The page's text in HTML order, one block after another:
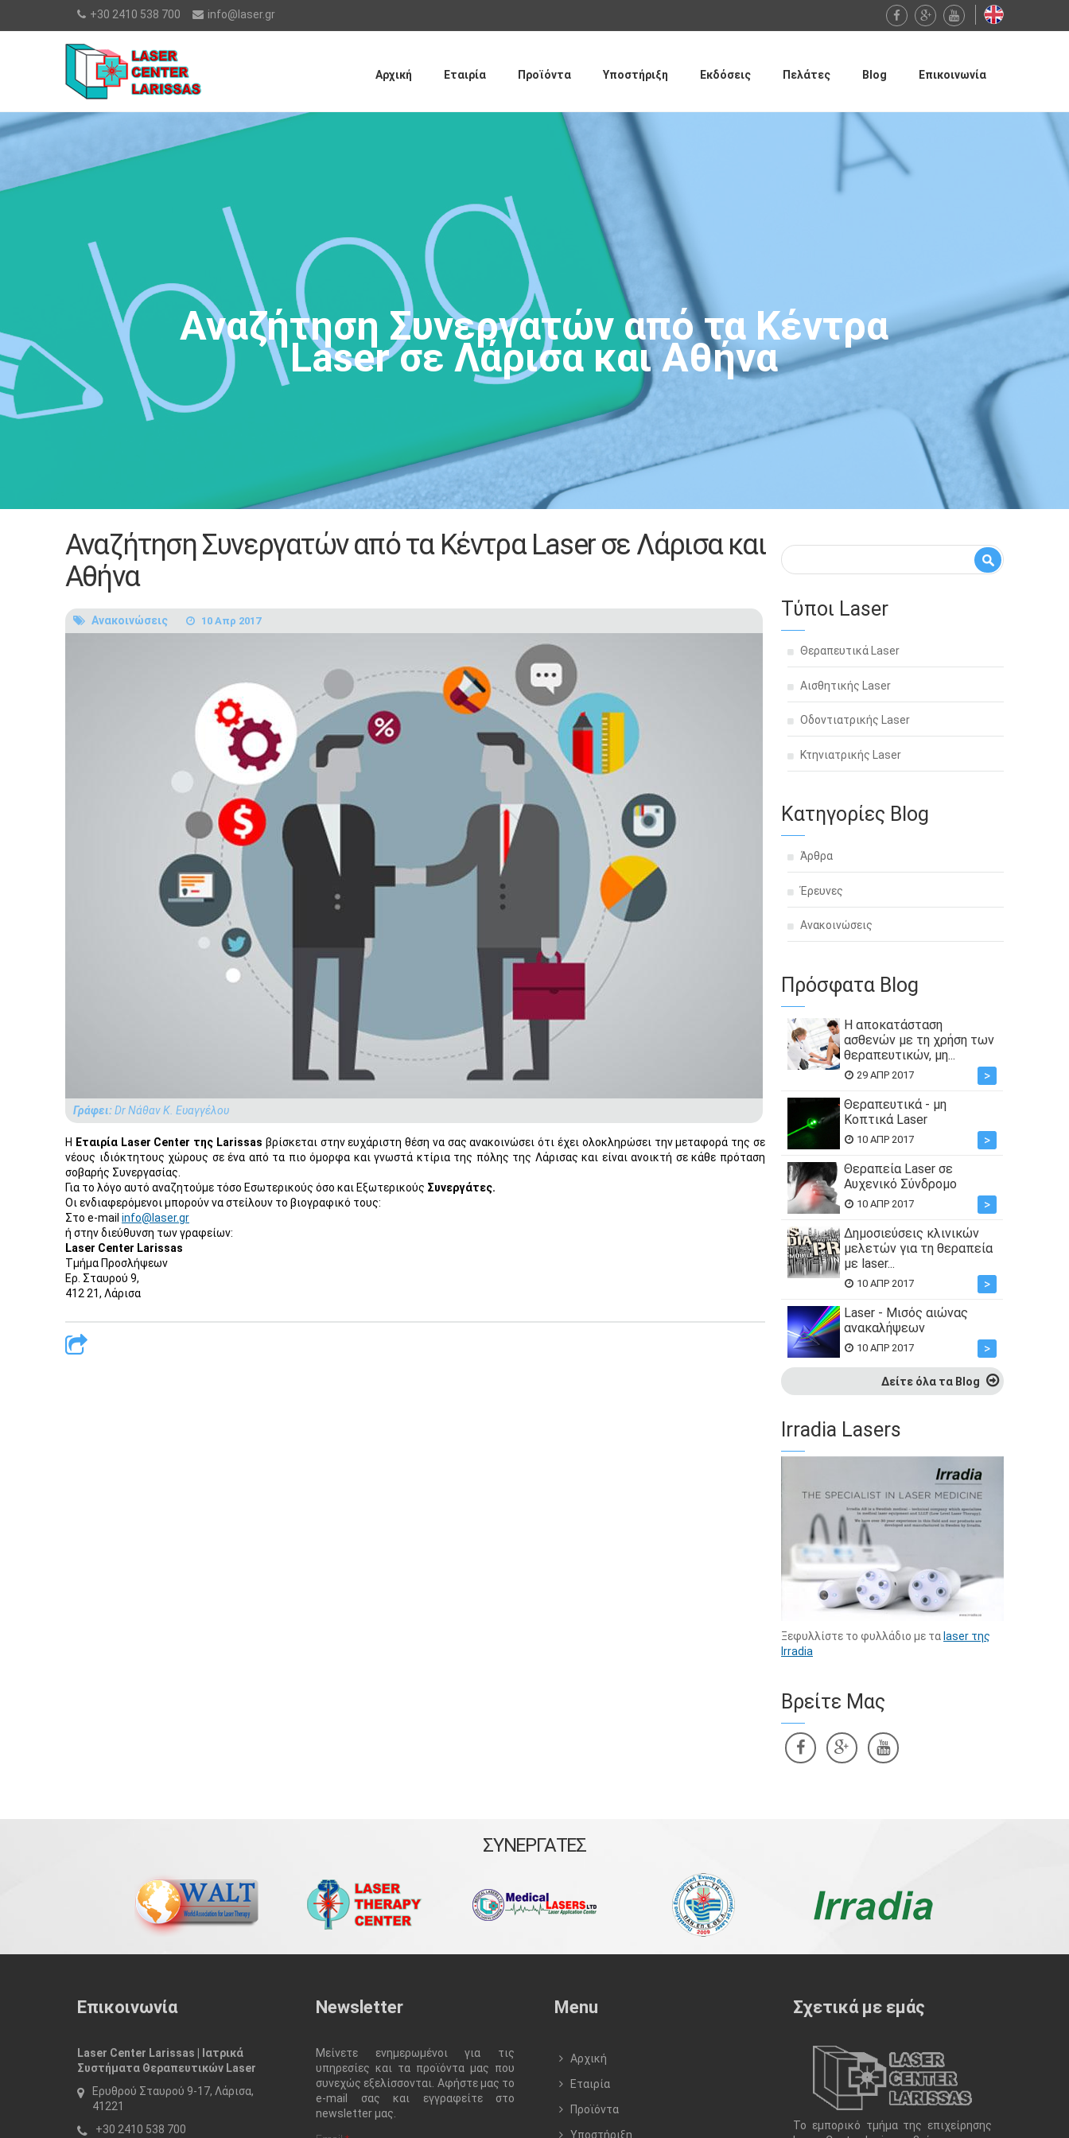
+30 2410 538 700 info@laser.gr
Αρχική Εταιρία Προϊόντα Υποστήριξη Εκδόσεις Πελάτες Blog Επικοινωνία
Αναζήτηση Συνεργατών από τα Κέντρα
Laser σε Λάρισα και Αθήνα
Αναζήτηση Συνεργατών από τα Κέντρα Laser σε Λάρισα και
Αθήνα
Ανακοινώσεις 10 Απρ 2017
Γράφει:Dr Νάθαν Κ. Ευαγγέλου
Η Εταιρία Laser Center της Larissas βρίσκεται στην ευχάριστη θέση να σας ανακοινώσει ότι έχει ολοκληρώσει την μεταφορά της σε
νέους ιδιόκτητους χώρους σε ένα από τα πιο όμορφα και γνωστά κτίρια της πόλης της Λάρισας και είναι ανοικτή σε κάθε πρόταση
σοβαρής Συνεργασίας.
Για το λόγο αυτό αναζητούμε τόσο Εσωτερικούς όσο και Εξωτερικούς Συνεργάτες.
Οι ενδιαφερόμενοι μπορούν να στείλουν το βιογραφικό τους:
Στο e-mail info@laser.gr
ή στην διεύθυνση των γραφείων:
Laser Center Larissas
Τμήμα Προσλήψεων
Ερ. Σταυρού 9,
412 21, Λάρισα
Φόρμα αναζήτησης
Αναζήτηση
Τύποι Laser
Θεραπευτικά Laser
Αισθητικής Laser
Οδοντιατρικής Laser
Κτηνιατρικής Laser
Κατηγορίες Blog
Άρθρα
Έρευνες
Ανακοινώσεις
Πρόσφατα Blog
Η αποκατάσταση
ασθενών με τη χρήση των
θεραπευτικών, μη...
29 ΑΠΡ 2017
>
Θεραπευτικά - μη
Κοπτικά Laser
10 ΑΠΡ 2017
>
Θεραπεία Laser σε
Αυχενικό Σύνδρομο
10 ΑΠΡ 2017
>
Δημοσιεύσεις κλινικών
μελετών για τη θεραπεία
με laser...
10 ΑΠΡ 2017
>
Laser - Μισός αιώνας
ανακαλήψεων
10 ΑΠΡ 2017 >
Δείτε όλα τα Blog
Irradia Lasers
Ξεφυλλίστε το φυλλάδιο με τα laser της
Irradia
Βρείτε Μας
ΣΥΝΕΡΓΑΤΕΣ
Επικοινωνία
Laser Center Larissas | Ιατρικά
Συστήματα Θεραπευτικών Laser
Ερυθρού Σταυρού 9-17, Λάρισα,
41221
+30 2410 538 700
Newsletter
Μείνετε ενημερωμένοι για τις
υπηρεσίες και τα προϊόντα μας που
συνεχώς εξελίσσονται. Αφήστε μας το
e-mail σας και εγγραφείτε στο
newsletter μας.
Menu
Αρχική
Εταιρία
Προϊόντα
Υποστήριξη
Σχετικά με εμάς
Το εμπορικό τμήμα της επιχείρησης